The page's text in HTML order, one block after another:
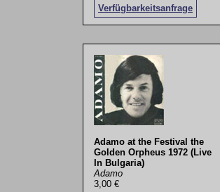
Verfügbarkeitsanfrage
Adamo at the Festival the
Golden Orpheus 1972 (Live
In Bulgaria)
Adamo
3,00 €